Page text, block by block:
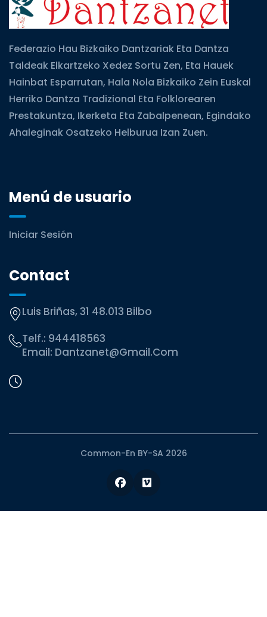
Federazio Hau Bizkaiko Dantzariak Eta Dantza
Taldeak Elkartzeko Xedez Sortu Zen, Eta Hauek
Hainbat Esparrutan, Hala Nola Bizkaiko Zein Euskal
Herriko Dantza Tradizional Eta Folklorearen
Prestakuntza, Ikerketa Eta Zabalpenean, Egindako
Ahaleginak Osatzeko Helburua Izan Zuen.
Menú de usuario
Iniciar Sesión
Contact
Luis Briñas, 31 48.013 Bilbo
Telf.: 944418563
Email: Dantzanet@gmail.com
Common-En BY-SA 2026
Facebook
Vimeo